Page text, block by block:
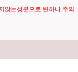
않는성분으로 변하니 주의